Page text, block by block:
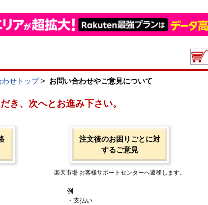
せトップ> お問い合わせやご意見について
き、次へとお進み下さい。
注文後のお困りごとに対
するご意見
楽天市場 お客様サポートセンターへ遷移します。
例
・支払い